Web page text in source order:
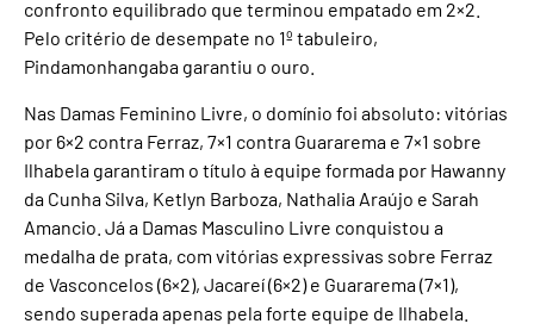
confronto equilibrado que terminou empatado em 2×2.
Pelo critério de desempate no 1º tabuleiro,
Pindamonhangaba garantiu o ouro.
Nas Damas Feminino Livre, o domínio foi absoluto: vitórias
por 6×2 contra Ferraz, 7×1 contra Guararema e 7×1 sobre
Ilhabela garantiram o título à equipe formada por Hawanny
da Cunha Silva, Ketlyn Barboza, Nathalia Araújo e Sarah
Amancio. Já a Damas Masculino Livre conquistou a
medalha de prata, com vitórias expressivas sobre Ferraz
de Vasconcelos (6×2), Jacareí (6×2) e Guararema (7×1),
sendo superada apenas pela forte equipe de Ilhabela.